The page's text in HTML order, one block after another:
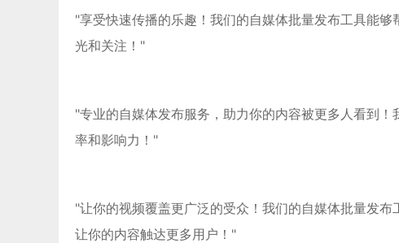
"享受快速传播的乐趣！我们的自媒体批量发布工具能
光和关注！"
"专业的自媒体发布服务，助力你的内容被更多人看到
率和影响力！"
"让你的视频覆盖更广泛的受众！我们的自媒体批量发
让你的内容触达更多用户！"